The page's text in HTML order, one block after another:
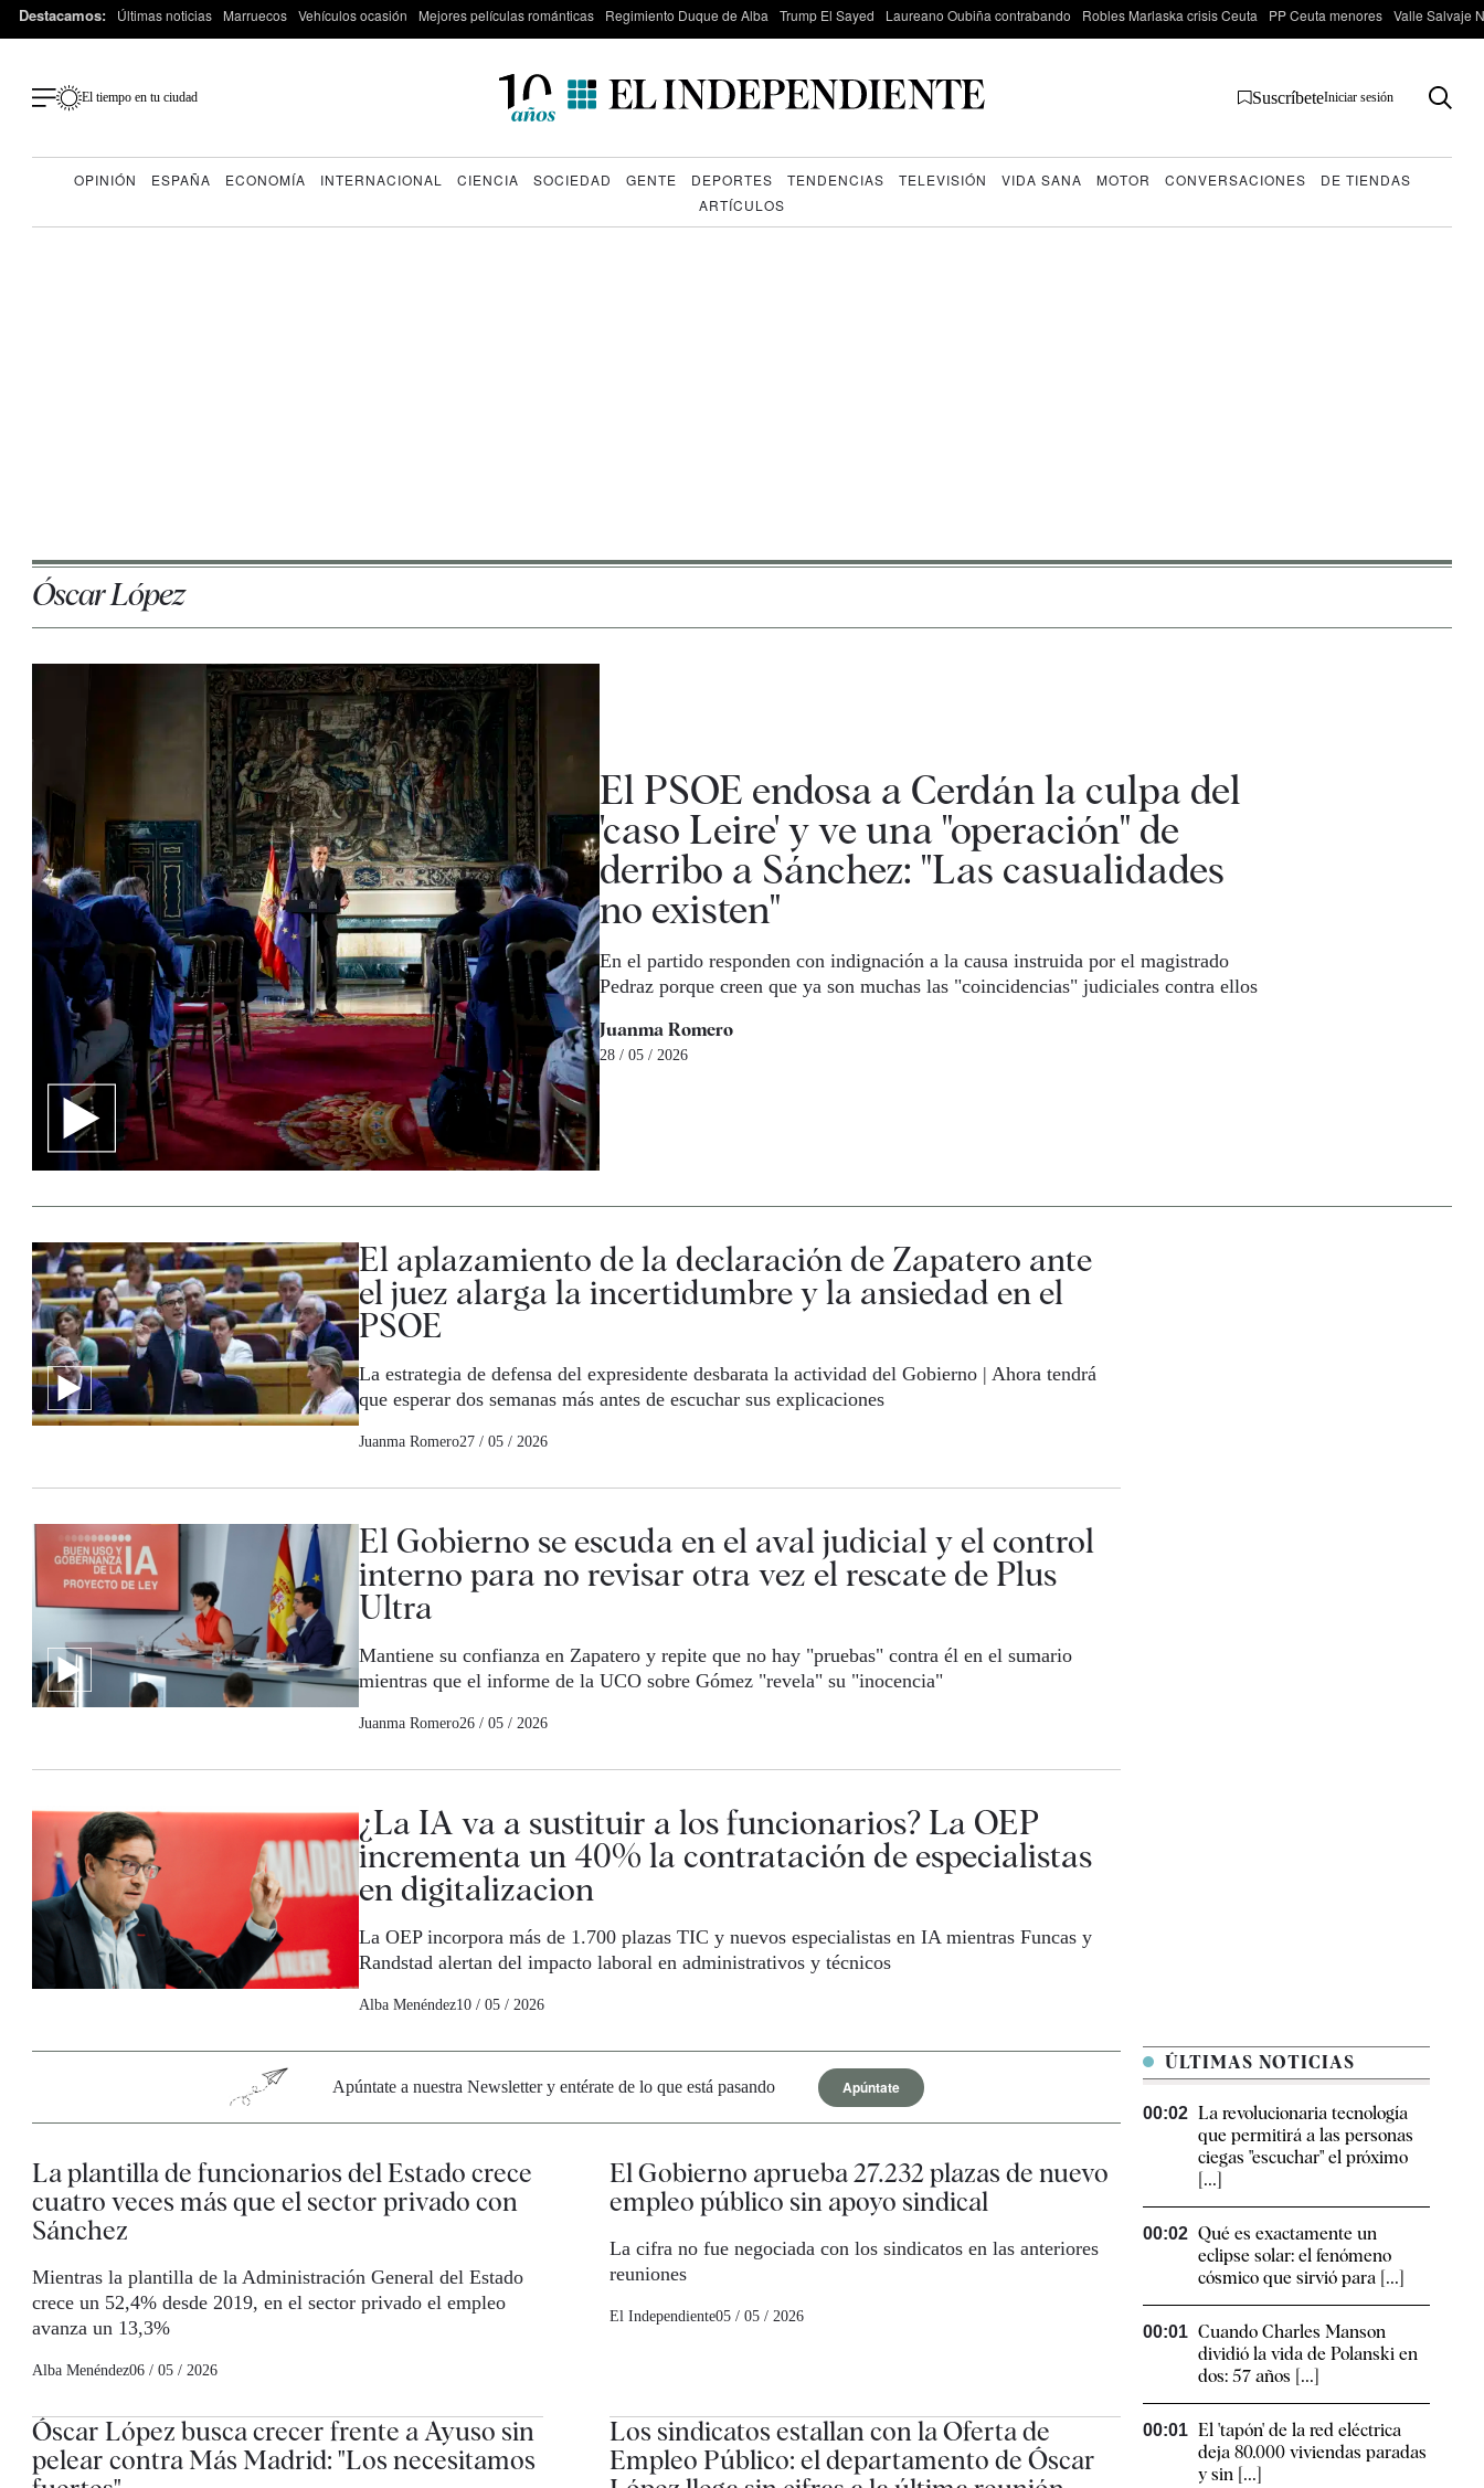
Destacamos: Últimas noticias Marruecos Vehículos ocasión Mejores películas románticas Regimiento Duque de Alba Trump El Sayed Laureano Oubiña contrabando Robles Marlaska crisis Ceuta PP Ceuta menores Valle Salvaje
El tiempo en tu ciudad SuscríbeteIniciar sesión
OPINIÓN ESPAÑA ECONOMÍA INTERNACIONAL CIENCIA SOCIEDAD GENTE DEPORTES TENDENCIAS TELEVISIÓN VIDA SANA MOTOR CONVERSACIONES
DE TIENDAS
ARTÍCULOS
Óscar López
El PSOE endosa a Cerdán la culpa del
'caso Leire' y ve una "operación" de
derribo a Sánchez: "Las casualidades
no existen"
En el partido responden con indignación a la causa instruida por el magistrado
Pedraz porque creen que ya son muchas las "coincidencias" judiciales contra ellos
Juanma Romero
28 / 05 / 2026
El aplazamiento de la declaración de Zapatero ante
el juez alarga la incertidumbre y la ansiedad en el
PSOE
La estrategia de defensa del expresidente desbarata la actividad del Gobierno | Ahora tendrá
que esperar dos semanas más antes de escuchar sus explicaciones
Juanma Romero27 / 05 / 2026
El Gobierno se escuda en el aval judicial y el control
interno para no revisar otra vez el rescate de Plus
Ultra
Mantiene su confianza en Zapatero y repite que no hay "pruebas" contra él en el sumario
mientras que el informe de la UCO sobre Gómez "revela" su "inocencia"
Juanma Romero26 / 05 / 2026
¿La IA va a sustituir a los funcionarios? La OEP
incrementa un 40% la contratación de especialistas
en digitalizacion
La OEP incorpora más de 1.700 plazas TIC y nuevos especialistas en IA mientras Funcas y
Randstad alertan del impacto laboral en administrativos y técnicos
Alba Menéndez10 / 05 / 2026
Apúntate a nuestra Newsletter y entérate de lo que está pasando Apúntate
La plantilla de funcionarios del Estado crece
cuatro veces más que el sector privado con
Sánchez
Mientras la plantilla de la Administración General del Estado
crece un 52,4% desde 2019, en el sector privado el empleo
avanza un 13,3%
Alba Menéndez06 / 05 / 2026
El Gobierno aprueba 27.232 plazas de nuevo
empleo público sin apoyo sindical
La cifra no fue negociada con los sindicatos en las anteriores
reuniones
El Independiente05 / 05 / 2026
Óscar López busca crecer frente a Ayuso sin
pelear contra Más Madrid: "Los necesitamos
Los sindicatos estallan con la Oferta de
Empleo Público: el departamento de Óscar
ÚLTIMAS NOTICIAS
00:02 La revolucionaria tecnología
que permitirá a las personas
ciegas "escuchar" el próximo
[...]
00:02 Qué es exactamente un
eclipse solar: el fenómeno
cósmico que sirvió para [...]
00:01 Cuando Charles Manson
dividió la vida de Polanski en
dos: 57 años [...]
00:01 El 'tapón' de la red eléctrica
deja 80.000 viviendas paradas
y sin [...]